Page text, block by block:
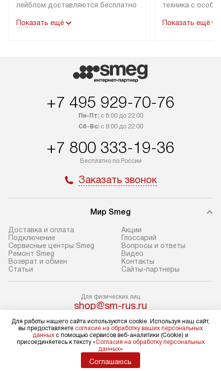
лейблом доставляются бесплатно
до подъезда. Доставка за пределы
маркировку «в наличии», может
быть отправлен покупателю
в Санкт-Петербург и другие
регионы осуществляется через
транспортные компании. После
доставляем заказ до офиса
транспортной компании в Москве.
доставки у менеджера при
В день, согласованный с вами,
упакованный товар до подъезда.
Если вам необходимо доставить
покупку до двери вашей квартиры
или места установки, пожалуйста,
с менеджером. За эту услугу будет
взиматься дополнительная плата.
Обратите внимание на размеры
товара: например, если габариты
холодильника не позволяют
пронести его через дверной проем,
сотрудники транспортной службы
Показать ещё
техника с
коммуникациям.
подключения к
определяется в
в себя снятие
отдельных
запуск и
по
монтаж не
Показать ещё
+7 495 929-70-76
Пн-Пт:с 8:00 до 22:00
Сб-Вс:с 9:00 до 22:00
+7 800 333-19-36
Бесплатно по России
Заказать звонок
Мир Smeg
Доставка и оплата
Подключение
Сервисные центры Smeg
Ремонт Smeg
Возврат и обмен
Статьи
Акции
Глоссарий
Вопросы и ответы
Видео
Контакты
Сайты-партнеры
Для физических лиц
shop@sm-rus.ru
business@kvalitet.company
НАПИСАТЬ РУКОВОДСТВУ
Для работы нашего сайта используются cookie. Используя наш сайт,
вы предоставляете согласие на обработку ваших персональных
данных с помощью сервисов веб-аналитики (Cookie) и
присоединяетесь к тексту «Согласия на обработку персональных
данных»
Соглашаюсь